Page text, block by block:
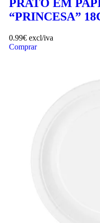
PRATO EM
“PRINCESA”
0.99€ excl/iva
Comprar